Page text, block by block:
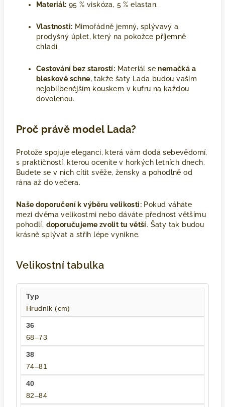
Materiál: 95 % viskóza, 5 % elastan.
Vlastnosti: Mimořádně jemný, splývavý a
prodyšný úplet, který na pokožce příjemně
chladí.
Cestování bez starostí: Materiál senemačká a
bleskově schne, takže šaty Lada budou vaším
nejoblíbenějším kouskem v kufru na každou
dovolenou.
Proč právě model Lada?
Protože spojuje eleganci, která vám dodá sebevědomí,
s praktičností, kterou oceníte v horkých letních dnech.
Budete se v nich cítit svěže, žensky a pohodlně od
rána až do večera.
Naše doporučení k výběru velikosti: Pokud váháte
mezi dvěma velikostmi nebo dáváte přednost většímu
pohodlí, doporučujeme zvolit tu větší. Šaty tak budou
krásně splývat a střih lépe vynikne.
Velikostní tabulka
Hrudník (cm)
68–73
74–81
82–84